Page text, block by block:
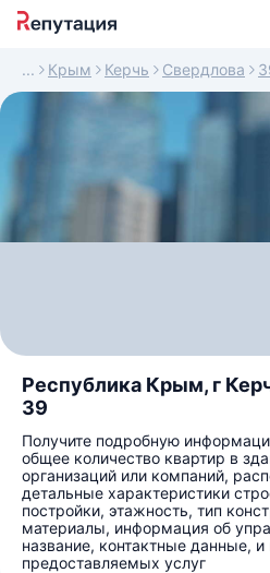
Крым Керчь Свердлова
Республика Крым, г
39
Получите подробную
общее количество квартир в
организаций или компаний,
детальные характеристики
постройки, этажность, тип
материалы, информация об
название, контактные данные, и
предоставляемых услуг